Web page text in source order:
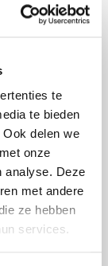
te
te bieden
delen we
onze
analyse. Deze
met andere
ze hebben
services.
tot
een
hiervoor
krijgen.